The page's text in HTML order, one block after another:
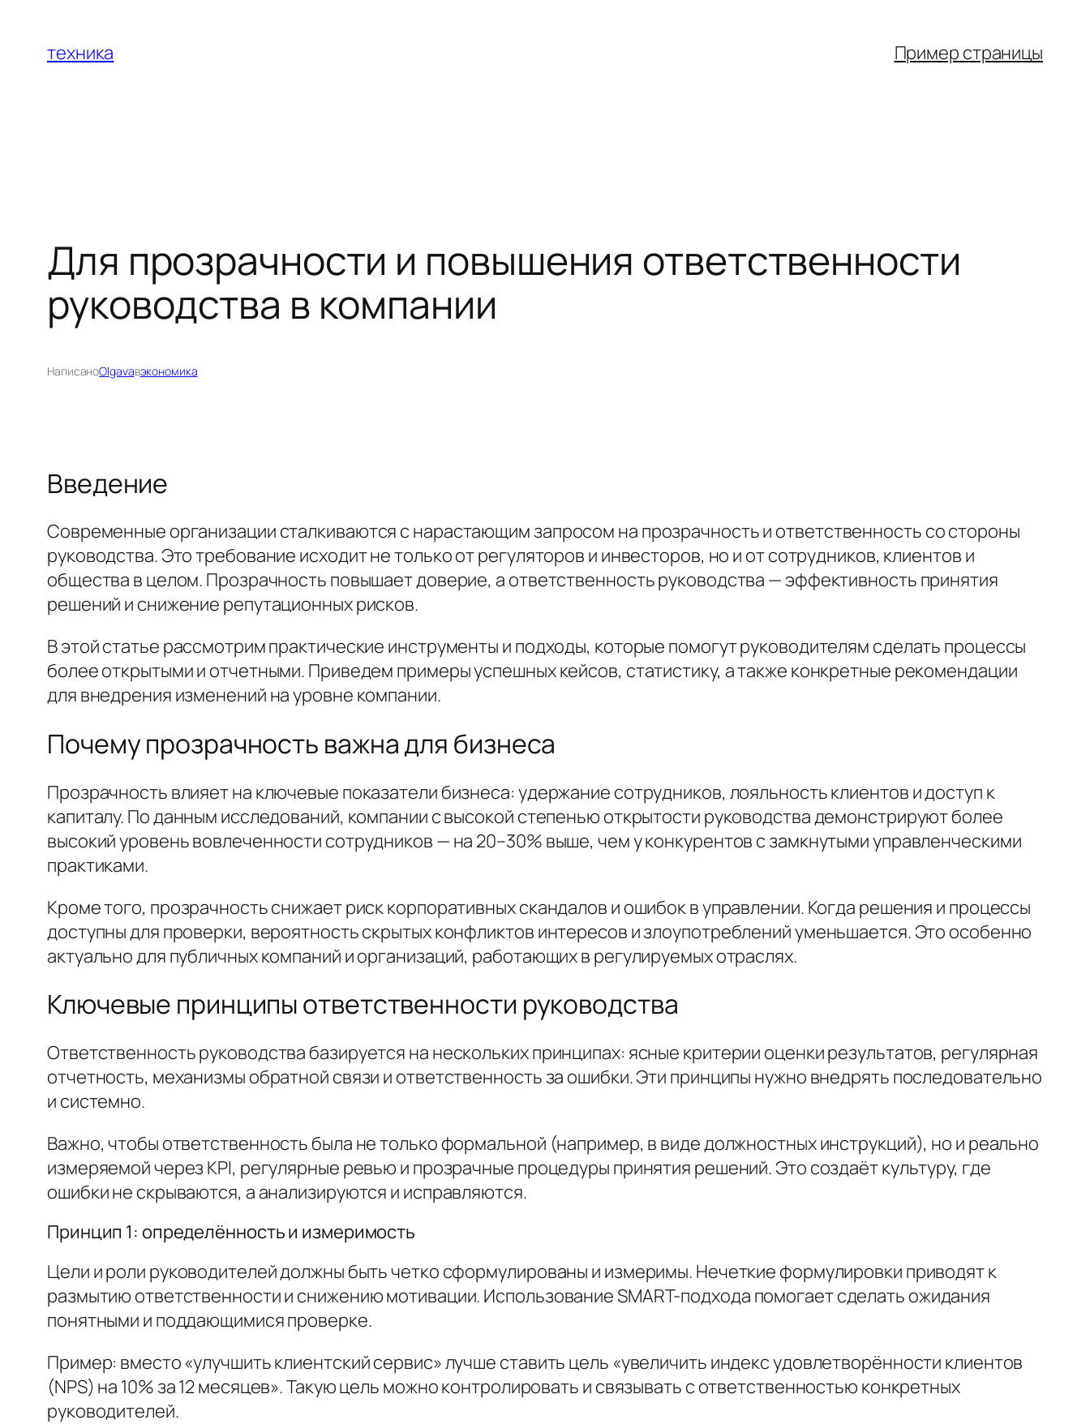
содержимому
техника Пример страницы
Для прозрачности и повышения ответственности
руководства в компании
НаписаноOlgavaвэкономика
Введение
Современные организации сталкиваются с нарастающим запросом на прозрачность и ответственность со стороны
руководства. Это требование исходит не только от регуляторов и инвесторов, но и от сотрудников, клиентов и
общества в целом. Прозрачность повышает доверие, а ответственность руководства — эффективность принятия
решений и снижение репутационных рисков.
В этой статье рассмотрим практические инструменты и подходы, которые помогут руководителям сделать процессы
более открытыми и отчетными. Приведем примеры успешных кейсов, статистику, а также конкретные рекомендации
для внедрения изменений на уровне компании.
Почему прозрачность важна для бизнеса
Прозрачность влияет на ключевые показатели бизнеса: удержание сотрудников, лояльность клиентов и доступ к
капиталу. По данным исследований, компании с высокой степенью открытости руководства демонстрируют более
высокий уровень вовлеченности сотрудников — на 20–30% выше, чем у конкурентов с замкнутыми управленческими
практиками.
Кроме того, прозрачность снижает риск корпоративных скандалов и ошибок в управлении. Когда решения и процессы
доступны для проверки, вероятность скрытых конфликтов интересов и злоупотреблений уменьшается. Это особенно
актуально для публичных компаний и организаций, работающих в регулируемых отраслях.
Ключевые принципы ответственности руководства
Ответственность руководства базируется на нескольких принципах: ясные критерии оценки результатов, регулярная
отчетность, механизмы обратной связи и ответственность за ошибки. Эти принципы нужно внедрять последовательно
и системно.
Важно, чтобы ответственность была не только формальной (например, в виде должностных инструкций), но и реально
измеряемой через KPI, регулярные ревью и прозрачные процедуры принятия решений. Это создаёт культуру, где
ошибки не скрываются, а анализируются и исправляются.
Принцип 1: определённость и измеримость
Цели и роли руководителей должны быть четко сформулированы и измеримы. Нечеткие формулировки приводят к
размытию ответственности и снижению мотивации. Использование SMART-подхода помогает сделать ожидания
понятными и поддающимися проверке.
Пример: вместо «улучшить клиентский сервис» лучше ставить цель «увеличить индекс удовлетворённости клиентов
(NPS) на 10% за 12 месяцев». Такую цель можно контролировать и связывать с ответственностью конкретных
руководителей.